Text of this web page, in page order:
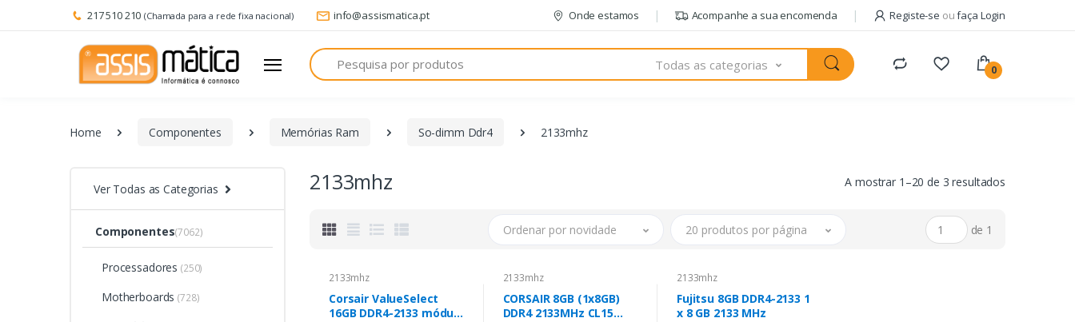
217 510 210 (Chamada para a rede fixa nacional) info@assismatica.pt Onde estamos Acompanhe a sua encomenda Registe-se oufaça Login
Pesquisa
Todas as categorias 0
Home Componentes Memórias Ram So-dimm Ddr4 2133mhz
Ver Todas as Categorias
Componentes(7062)
Processadores (250)
Motherboards (728)
2133mhz A mostrar 1–20 de 3 resultados
Ordenar por novidade 20 produtos por página de 1
2133mhz
Corsair ValueSelect
16GB DDR4-2133 módulo
2133mhz
CORSAIR 8GB (1x8GB)
DDR4 2133MHz CL15
2133mhz
Fujitsu 8GB DDR4-2133 1
x 8 GB 2133 MHz